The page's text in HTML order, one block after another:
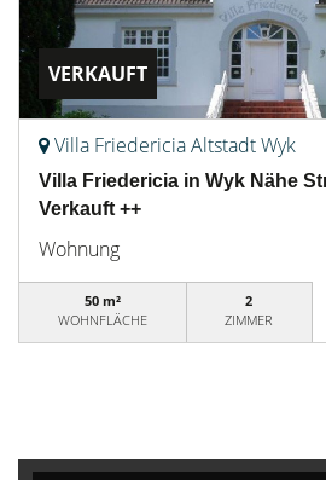
VERKAUFT
Villa Friedericia Altstadt Wyk
Villa Friedericia in Wyk Nähe
Verkauft ++
Wohnung
50 m²
WOHNFLÄCHE
2
ZIMMER